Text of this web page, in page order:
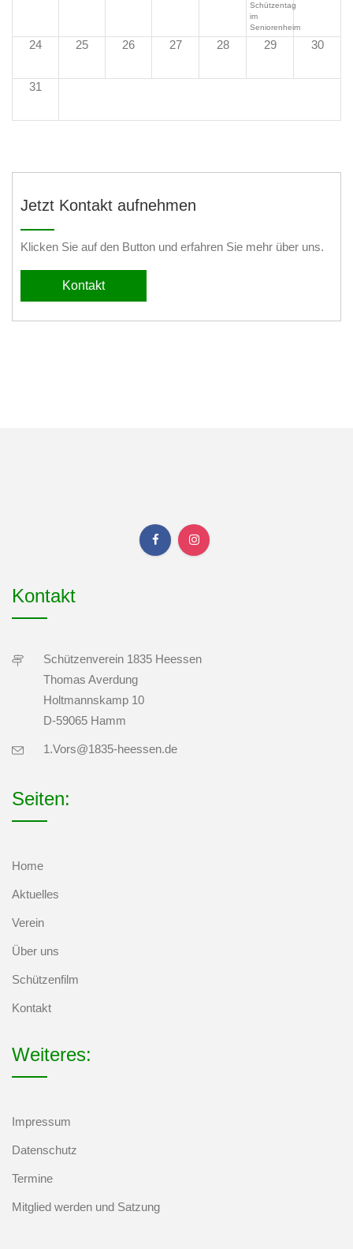
Schützentag
im
Seniorenheim
24 25 26 27 28 29 30
31
Jetzt Kontakt aufnehmen
Klicken Sie auf den Button und erfahren Sie mehr über uns.
Kontakt
Kontakt
Schützenverein 1835 Heessen
Thomas Averdung
Holtmannskamp 10
D-59065 Hamm
1.Vors@1835-heessen.de
Seiten:
Home
Aktuelles
Verein
Über uns
Schützenfilm
Kontakt
Weiteres:
Impressum
Datenschutz
Termine
Mitglied werden und Satzung